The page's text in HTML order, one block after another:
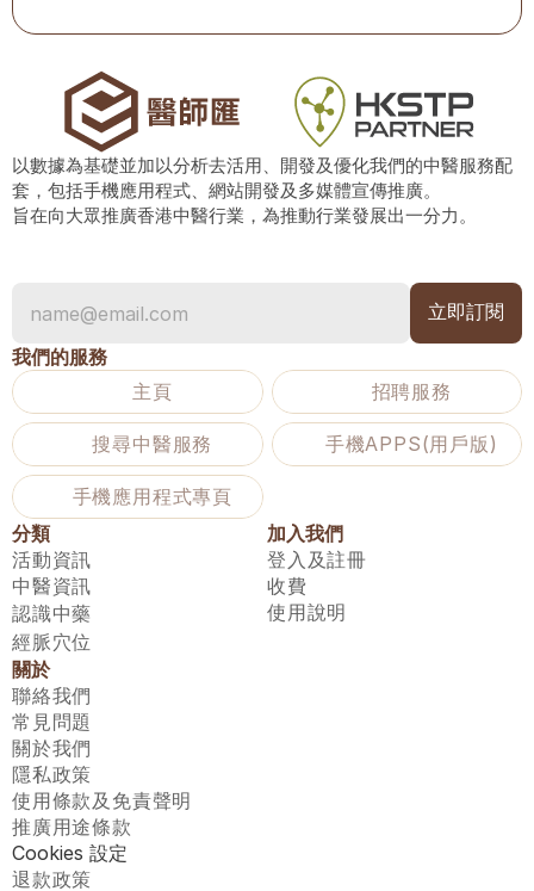
以數據為基礎並加以分析去活用、開發及優化我們的中醫服務配
套，包括手機應用程式、網站開發及多媒體宣傳推廣。
旨在向大眾推廣香港中醫行業，為推動行業發展出一分力。
我們的服務
主頁
招聘服務
搜尋中醫服務 手機APPS(用戶版)
手機應用程式專頁
分類
活動資訊
中醫資訊
認識中藥
經脈穴位
加入我們
登入及註冊
收費
使用說明
關於
聯絡我們
常見問題
關於我們
隱私政策
使用條款及免責聲明
推廣用途條款
Cookies 設定
退款政策